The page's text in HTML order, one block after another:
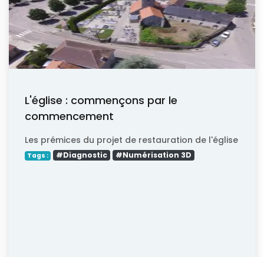
L'église : commençons par le
commencement
Les prémices du projet de restauration de l'église
Tags : #Diagnostic #Numérisation 3D